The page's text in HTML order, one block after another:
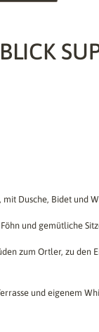
Dusche, Bidet und
und gemütliche
zum Ortler, zu den
und eigenem